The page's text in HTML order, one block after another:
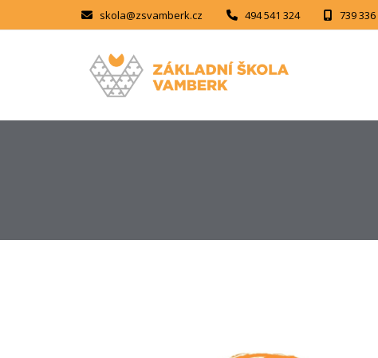
skola@zsvamberk.cz 494 541 324 739